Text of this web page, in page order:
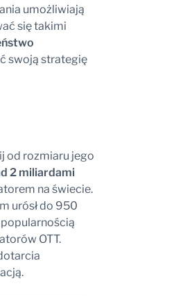
umożliwiają
się takimi
swoją strategię
od rozmiaru jego
2 miliardami
na świecie.
urósł do 950
OTT.